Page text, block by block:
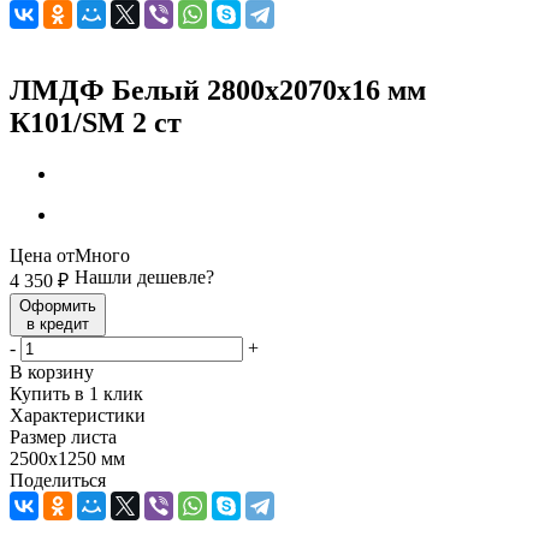
ЛМДФ Белый 2800x2070x16 мм
К101/SM 2 ст
Цена от
4 350 ₽
Оформить
в кредит
Много
Нашли дешевле?
-
+
В корзину
Купить в 1 клик
Характеристики
Размер листа
2500х1250 мм
Поделиться